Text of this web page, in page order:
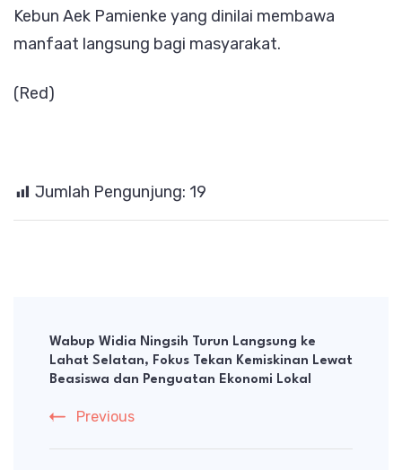
Kebun Aek Pamienke yang dinilai membawa
manfaat langsung bagi masyarakat.
(Red)
Jumlah Pengunjung: 19
Navigation
Wabup Widia Ningsih Turun Langsung ke
Lahat Selatan, Fokus Tekan Kemiskinan Lewat
Beasiswa dan Penguatan Ekonomi Lokal
Previous